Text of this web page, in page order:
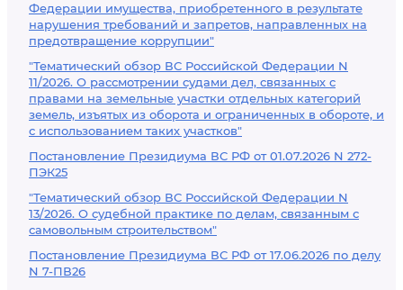
Федерации имущества, приобретенного в результате
нарушения требований и запретов, направленных на
предотвращение коррупции"
"Тематический обзор ВС Российской Федерации N
11/2026. О рассмотрении судами дел, связанных с
правами на земельные участки отдельных категорий
земель, изъятых из оборота и ограниченных в обороте, и
с использованием таких участков"
Постановление Президиума ВС РФ от 01.07.2026 N 272-
ПЭК25
"Тематический обзор ВС Российской Федерации N
13/2026. О судебной практике по делам, связанным с
самовольным строительством"
Постановление Президиума ВС РФ от 17.06.2026 по делу
N 7-ПВ26